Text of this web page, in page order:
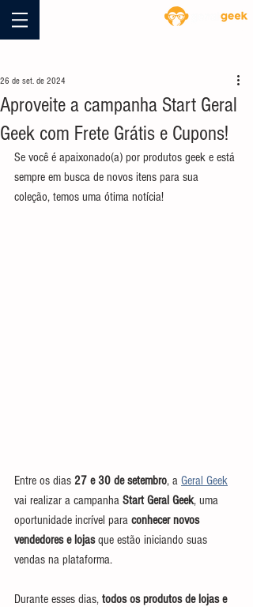
Aproveite a campanha Start Geral
Geek com Frete Grátis e Cupons!
26 de set. de 2024
Se você é apaixonado(a) por produtos geek e está
sempre em busca de novos itens para sua
coleção, temos uma ótima notícia!
Entre os dias 27 e 30 de setembro, a Geral Geek
vai realizar a campanha Start Geral Geek, uma
oportunidade incrível para conhecer novos
vendedores e lojas que estão iniciando suas
vendas na plataforma.
Durante esses dias, todos os produtos de lojas e